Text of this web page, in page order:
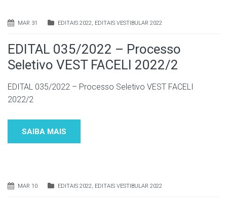
MAR 31 EDITAIS 2022, EDITAIS VESTIBULAR 2022
EDITAL 035/2022 – Processo
Seletivo VEST FACELI 2022/2
EDITAL 035/2022 – Processo Seletivo VEST FACELI
2022/2
SAIBA MAIS
MAR 10 EDITAIS 2022, EDITAIS VESTIBULAR 2022